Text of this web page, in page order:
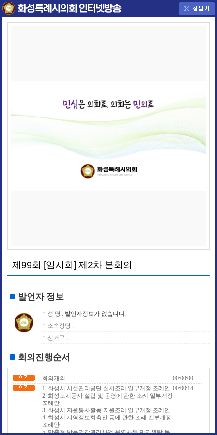
제99회 [임시회] 제2차 본회의
발언자 정보
성 명 : 발언자정보가 없습니다.
소속정당 :
선거구 :
회의진행순서
회의개의
00:00:00
1. 화성시 시설관리공단 설치조례 일부개정 조례안
2. 화성도시공사 설립 및 운영에 관한 조례 일부개정
조례안
3. 화성시 자원봉사활동 지원조례 일부개정 조례안
4. 화성시 지역정보화촉진 등에 관한 조례 전부개정
조례안
5. 맞춤형 방문건강관리사업 운영사무 민간위탁 동
00:00:14